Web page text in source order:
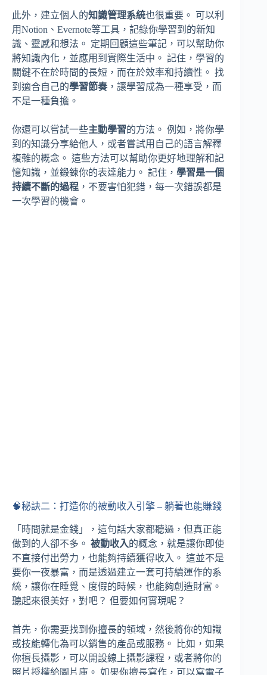
此外，建立個人的知識管理系統也很重要。 可以利
用Notion、Evernote等工具，記錄你學習到的新知
識、靈感和想法。 定期回顧這些筆記，可以幫助你
將知識內化，並應用到實際生活中。 記住，學習的
關鍵不在於時間的長短，而在於效率和持續性。 找
到適合自己的學習節奏 ，讓學習成為一種享受，而
不是一種負擔。
你還可以嘗試一些主動學習的方法。 例如，將你學
到的知識分享給他人，或者嘗試用自己的語言解釋
複雜的概念。 這些方法可以幫助你更好地理解和記
憶知識，並鍛鍊你的表達能力。 記住， 學習是一個
持續不斷的過程 ，不要害怕犯錯，每一次錯誤都是
一次學習的機會。
🧠秘訣二：打造你的被動收入引擎 – 躺著也能賺錢
「時間就是金錢」，這句話大家都聽過，但真正能
做到的人卻不多。 被動收入的概念，就是讓你即使
不直接付出勞力，也能夠持續獲得收入。 這並不是
要你一夜暴富，而是透過建立一套可持續運作的系
統，讓你在睡覺、度假的時候，也能夠創造財富。
聽起來很美好，對吧？ 但要如何實現呢？
首先，你需要找到你擅長的領域，然後將你的知識
或技能轉化為可以銷售的產品或服務。 比如，如果
你擅長攝影，可以開設線上攝影課程，或者將你的
照片授權給圖片庫。 如果你擅長寫作，可以寫電子